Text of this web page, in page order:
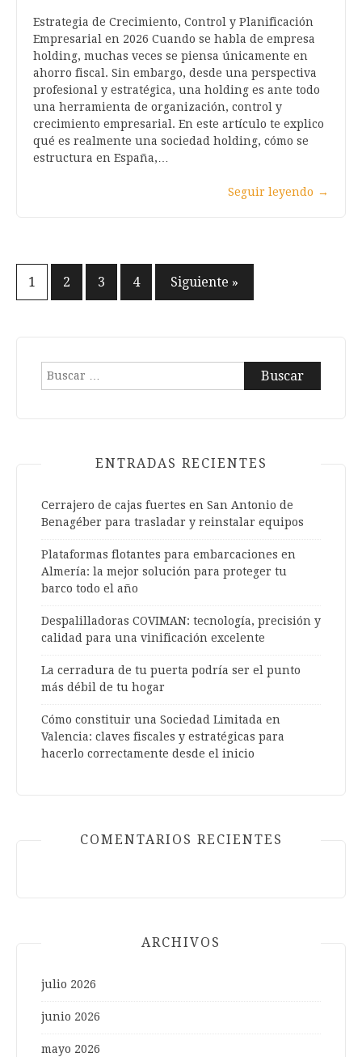
Estrategia de Crecimiento, Control y Planificación
Empresarial en 2026 Cuando se habla de empresa
holding, muchas veces se piensa únicamente en
ahorro fiscal. Sin embargo, desde una perspectiva
profesional y estratégica, una holding es ante todo
una herramienta de organización, control y
crecimiento empresarial. En este artículo te explico
qué es realmente una sociedad holding, cómo se
estructura en España,…
Seguir leyendo →
Paginación
1 2 3 4 Siguiente »
Buscar:
ENTRADAS RECIENTES
Cerrajero de cajas fuertes en San Antonio de
Benagéber para trasladar y reinstalar equipos
Plataformas flotantes para embarcaciones en
Almería: la mejor solución para proteger tu
barco todo el año
Despalilladoras COVIMAN: tecnología, precisión y
calidad para una vinificación excelente
La cerradura de tu puerta podría ser el punto
más débil de tu hogar
Cómo constituir una Sociedad Limitada en
Valencia: claves fiscales y estratégicas para
hacerlo correctamente desde el inicio
COMENTARIOS RECIENTES
ARCHIVOS
julio 2026
junio 2026
mayo 2026